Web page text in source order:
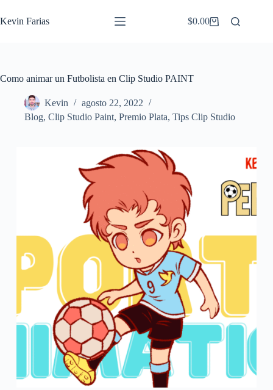
al
contenido
Kevin Farias
Carro
$0.00
Como animar un Futbolista en Clip Studio PAINT
Kevin
agosto 22, 2022
Blog, Clip Studio Paint, Premio Plata, Tips Clip Studio